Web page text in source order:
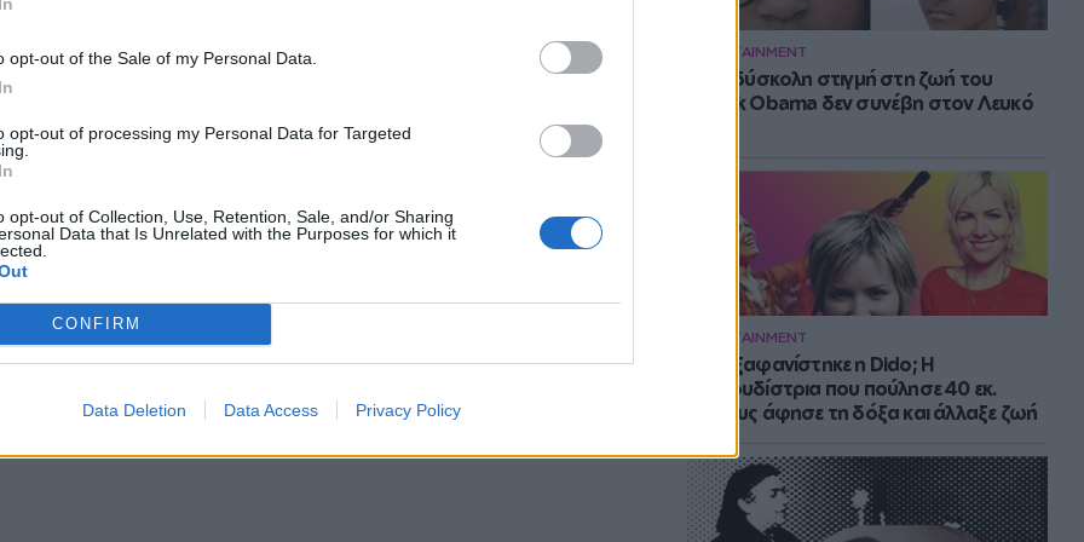
opt-out of the Sale of my Personal Data.
opt-out of processing my Personal Data for Targeted
opt-out of Collection, Use, Retention, Sale, and/or Sharing
Data that Is Unrelated with the Purposes for which it
CONFIRM
Data Deletion Data Access Privacy Policy
ENTERTAINMENT
Η πιο δύσκολη στιγμή στη ζωή του
Barack Obama δεν συνέβη στον Λευκό
ENTERTAINMENT
Πού εξαφανίστηκε η Dido; Η
τραγουδίστρια που πούλησε 40 εκ.
δίσκους άφησε τη δόξα και άλλαξε ζωή
τη ζωή του ο Σταύρος Θεοδωράκης
το αξιακό μου σύστημα γιατί λίγο
του πατέρα μου που έφυγε 62
κάτι που υπάρχει εκεί στη γωνία και
η ζωή μου από αυτό αλλά δεν έχω
άγχος που έχω για τη ζωή».